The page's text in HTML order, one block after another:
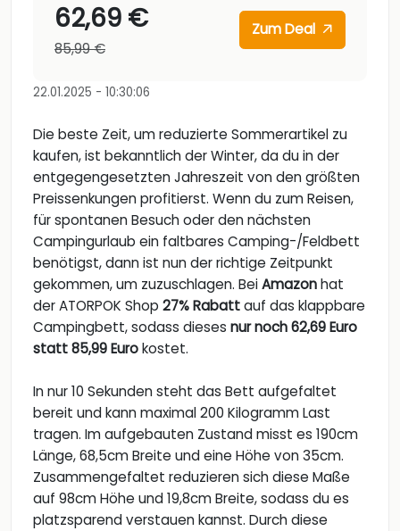
62,69 €
85,99 €
Zum Deal
22.01.2025 - 10:30:06
Die beste Zeit, um reduzierte Sommerartikel zu
kaufen, ist bekanntlich der Winter, da du in der
entgegengesetzten Jahreszeit von den größten
Preissenkungen profitierst. Wenn du zum Reisen,
für spontanen Besuch oder den nächsten
Campingurlaub ein faltbares Camping-/Feldbett
benötigst, dann ist nun der richtige Zeitpunkt
gekommen, um zuzuschlagen. BeiAmazonhat
der ATORPOK Shop 27% Rabattauf das klappbare
Campingbett, sodass dieses nur noch 62,69 Euro
statt 85,99 Eurokostet.
In nur 10 Sekunden steht das Bett aufgefaltet
bereit und kann maximal 200 Kilogramm Last
tragen. Im aufgebauten Zustand misst es 190cm
Länge, 68,5cm Breite und eine Höhe von 35cm.
Zusammengefaltet reduzieren sich diese Maße
auf 98cm Höhe und 19,8cm Breite, sodass du es
platzsparend verstauen kannst. Durch diese